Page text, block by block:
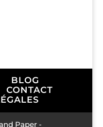
BLOG
CONTACT
Paper -